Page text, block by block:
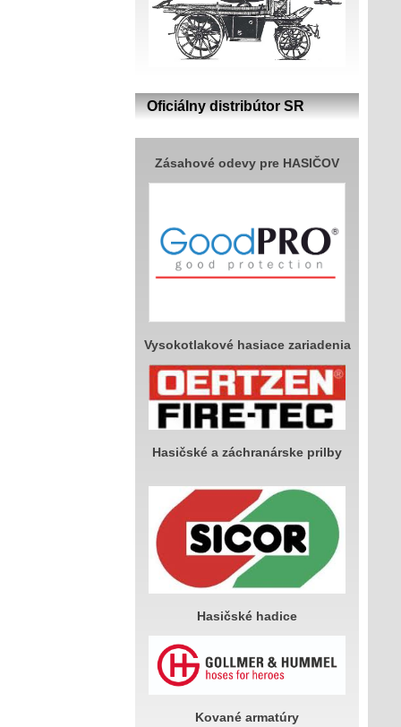
Oficiálny distribútor SR
Zásahové odevy pre HASIČOV
Vysokotlakové hasiace zariadenia
Hasičské a záchranárske prilby
Hasičské hadice
Kované armatúry